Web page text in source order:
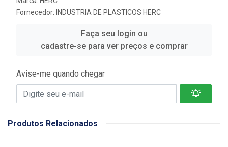
Fornecedor: INDUSTRIA DE PLASTICOS HERC
Faça seu login ou
cadastre-se para ver preços e comprar
Avise-me quando chegar
Produtos Relacionados